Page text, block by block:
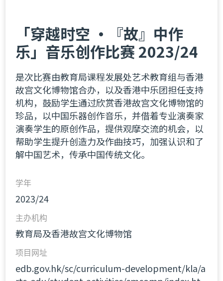
「穿越时空 ‧『故』中作
乐」音乐创作比赛 2023/24
是次比赛由教育局课程发展处艺术教育组与香港
故宫文化博物馆合办，以及香港中乐团担任支持
机构，鼓励学生通过欣赏香港故宫文化博物馆的
珍品，以中国乐器创作音乐，并借着专业演奏家
演奏学生的原创作品，提供观摩交流的机会，以
帮助学生提升创造力及作曲技巧，加强认识和了
解中国艺术，传承中国传统文化。
学年
2023/24
主办机构
教育局及香港故宫文化博物馆
项目网址
edb.gov.hk/sc/curriculum-development/kla/a